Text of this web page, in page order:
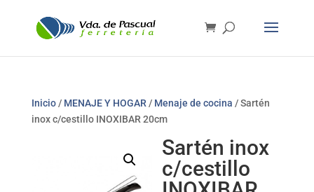
Inicio/ MENAJE Y HOGAR / Menaje de cocina / Sartén
inox c/cestillo INOXIBAR 20cm
Sartén inox
c/cestillo